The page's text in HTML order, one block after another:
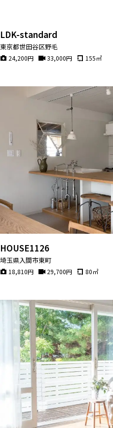
LDK-standard
東京都世田谷区野毛
24,200円 33,000円 155㎡
HOUSE1126
埼玉県入間市東町
18,810円 29,700円 80㎡